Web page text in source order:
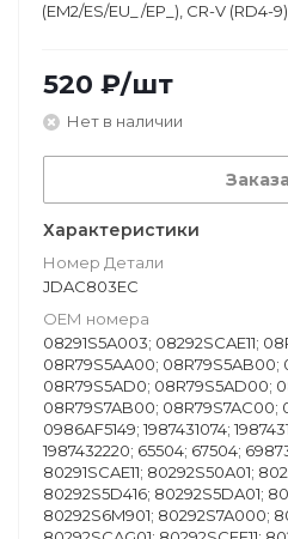
(EM2/ES/EU_/EP_), CR-V (RD4-
520 ₽/шт
Нет в наличии
Характеристики
Номер Детали
JDAC803EC
ОЕМ номера
08291S5A003; 08292SCAE11;
08R79S5AA00; 08R79S5AB00;
08R79S5AD0; 08R79S5AD00;
08R79S7AB00; 08R79S7AC00;
0986AF5149; 1987431074;
1987432220; 65504; 67504;
80291SCAE11; 80292S50A01;
80292S5D416; 80292S5DA01;
80292S6M901; 80292S7A000;